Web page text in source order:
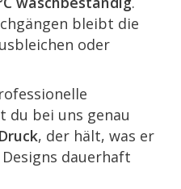
bleibt die
oder
du bei uns genau
, der hält, was er
dauerhaft